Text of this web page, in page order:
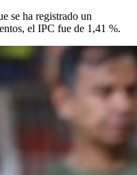
se ha registrado un
el IPC fue de 1,41 %.